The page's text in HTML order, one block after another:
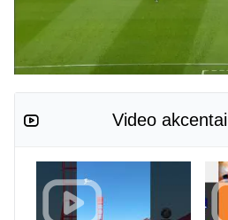
Video akcentai